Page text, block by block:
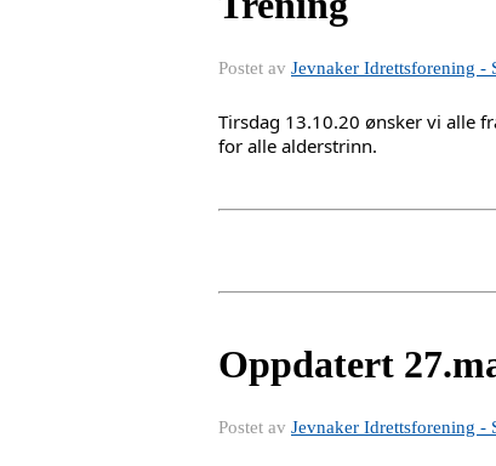
Postet av Jevnaker Idrettsforening -
Tirsdag 13.10.20 ønsker vi alle
for alle alderstrinn.
Oppdatert
Postet av Jevnaker Idrettsforening -